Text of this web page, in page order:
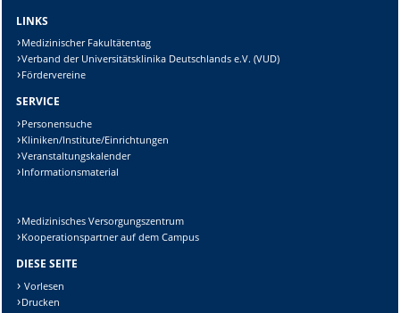
Sicherheitsabfrage:
LINKS
Medizinischer Fakultätentag
Verband der Universitätsklinika Deutschlands e.V. (VUD)
Fördervereine
SERVICE
Personensuche
Kliniken/Institute/Einrichtungen
Veranstaltungskalender
Informationsmaterial
Medizinisches Versorgungszentrum
Kooperationspartner auf dem Campus
DIESE SEITE
Vorlesen
Drucken